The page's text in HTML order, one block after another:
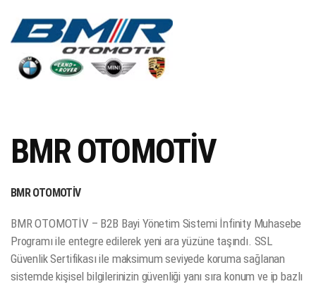
BMR OTOMOTİV
BMR OTOMOTİV
BMR OTOMOTİV – B2B Bayi Yönetim Sistemi İnfinity Muhasebe
Programı ile entegre edilerek yeni ara yüzüne taşındı. SSL
Güvenlik Sertifikası ile maksimum seviyede koruma sağlanan
sistemde kişisel bilgilerinizin güvenliği yanı sıra konum ve ip bazlı